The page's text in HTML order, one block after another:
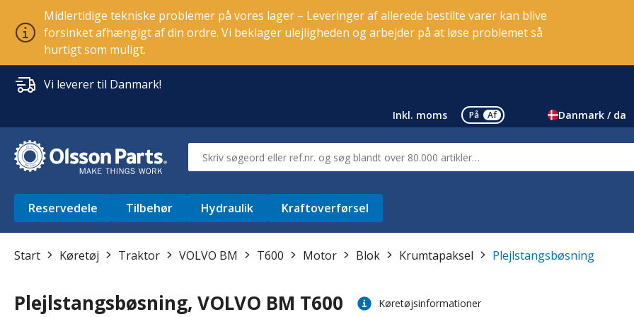
Midlertidige tekniske problemer på vores lager – Leveringer af allerede bestilte varer kan blive
forsinket afhængigt af din ordre. Vi beklager ulejligheden og arbejder på at løse problemet så
hurtigt som muligt.
Vi leverer til Danmark!
Inkl. moms På Af Danmark / da
Reservedele Tilbehør Hydraulik Kraftoverførsel
Start Køretøj Traktor VOLVO BM T600 Motor Blok Krumtapaksel Plejlstangsbøsning
Plejlstangsbøsning, VOLVO BM T600 Køretøjsinformationer